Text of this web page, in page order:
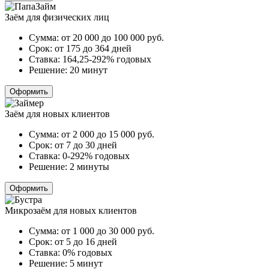
Заём для физических лиц
Сумма: от 20 000 до 100 000 руб.
Срок: от 175 до 364 дней
Ставка: 164,25-292% годовых
Решение: 20 минут
Оформить
Заём для новых клиентов
Сумма: от 2 000 до 15 000 руб.
Срок: от 7 до 30 дней
Ставка: 0-292% годовых
Решение: 2 минуты
Оформить
Микрозаём для новых клиентов
Сумма: от 1 000 до 30 000 руб.
Срок: от 5 до 16 дней
Ставка: 0% годовых
Решение: 5 минут